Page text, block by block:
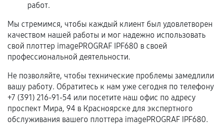
работ.
Мы стремимся, чтобы каждый клиент был удовлетворен
качеством нашей работы и мог надежно использовать
свой плоттер imagePROGRAF IPF680 в своей
профессиональной деятельности.
Не позволяйте, чтобы технические проблемы замедлили
вашу работу. Обратитесь к нам уже сегодня по телефону
+7 (391) 216-91-54 или посетите наш офис по адресу
проспект Мира, 94 в Красноярске для экспертного
обслуживания вашего плоттера imagePROGRAF IPF680.